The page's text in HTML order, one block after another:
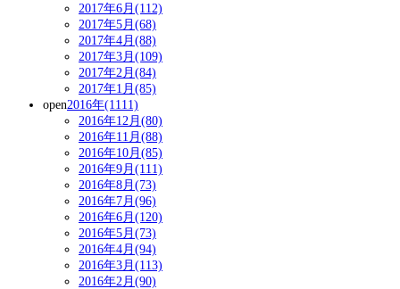
2017年6月(112)
2017年5月(68)
2017年4月(88)
2017年3月(109)
2017年2月(84)
2017年1月(85)
open2016年(1111)
2016年12月(80)
2016年11月(88)
2016年10月(85)
2016年9月(111)
2016年8月(73)
2016年7月(96)
2016年6月(120)
2016年5月(73)
2016年4月(94)
2016年3月(113)
2016年2月(90)